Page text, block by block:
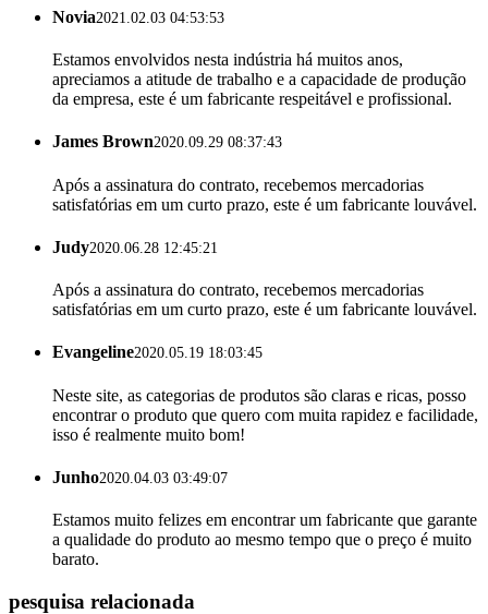
Novia2021.02.03 04:53:53
Estamos envolvidos nesta indústria há muitos anos,
apreciamos a atitude de trabalho e a capacidade de produção
da empresa, este é um fabricante respeitável e profissional.
James Brown2020.09.29 08:37:43
Após a assinatura do contrato, recebemos mercadorias
satisfatórias em um curto prazo, este é um fabricante louvável.
Judy2020.06.28 12:45:21
Após a assinatura do contrato, recebemos mercadorias
satisfatórias em um curto prazo, este é um fabricante louvável.
Evangeline2020.05.19 18:03:45
Neste site, as categorias de produtos são claras e ricas, posso
encontrar o produto que quero com muita rapidez e facilidade,
isso é realmente muito bom!
Junho2020.04.03 03:49:07
Estamos muito felizes em encontrar um fabricante que garante
a qualidade do produto ao mesmo tempo que o preço é muito
barato.
pesquisa relacionada